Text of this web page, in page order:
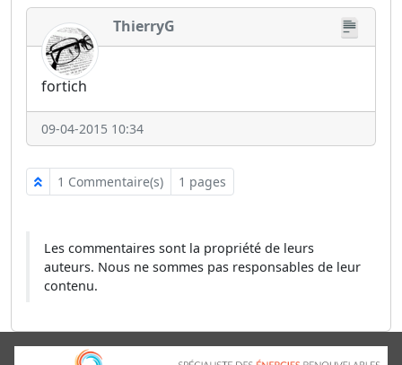
ThierryG
fortich
09-04-2015 10:34
1 Commentaire(s) 1 pages
Les commentaires sont la propriété de leurs
auteurs. Nous ne sommes pas responsables de leur
contenu.